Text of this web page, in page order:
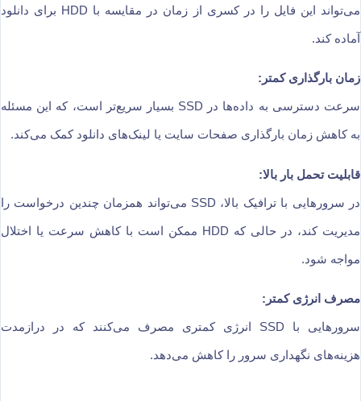
می‌تواند این فایل را در کسری از زمان در مقایسه با HDD برای دانلود
آماده کند.
زمان بارگذاری کمتر:
سرعت دسترسی به داده‌ها در SSD بسیار سریع‌تر است، که این مسئله
به کاهش زمان بارگذاری صفحات سایت یا لینک‌های دانلود کمک می‌کند.
قابلیت تحمل بار بالا:
در سرورهایی با ترافیک بالا، SSD می‌تواند همزمان چندین درخواست را
مدیریت کند، در حالی که HDD ممکن است با کاهش سرعت یا اختلال
مواجه شود.
مصرف انرژی کمتر:
سرورهایی با SSD انرژی کمتری مصرف می‌کنند که در درازمدت
هزینه‌های نگهداری سرور را کاهش می‌دهد.